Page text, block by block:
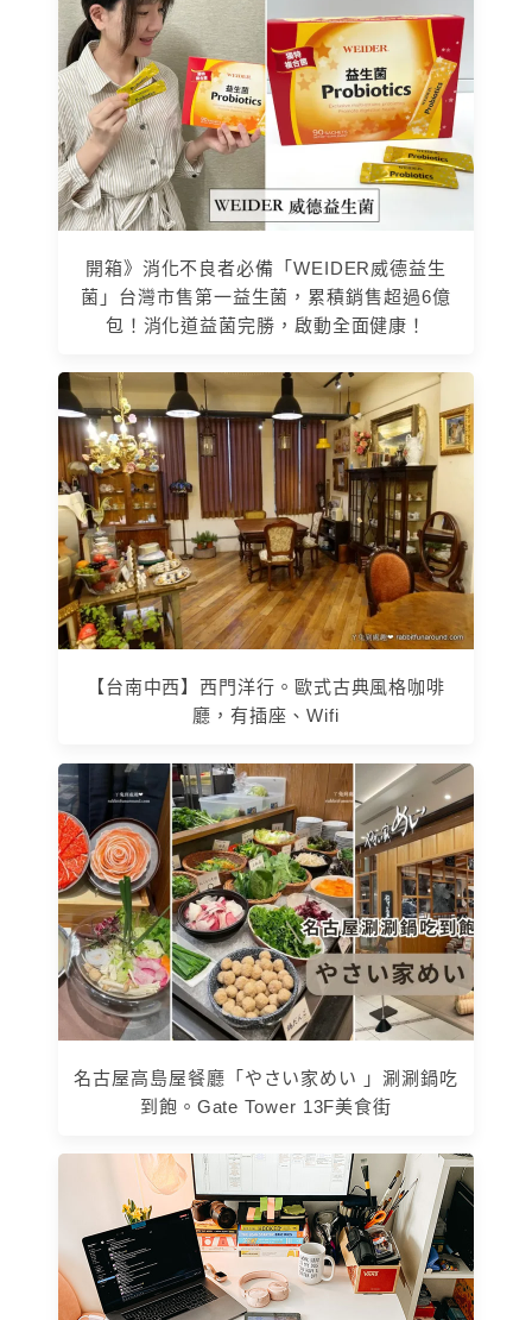
開箱》消化不良者必備「WEIDER威德益生
菌」台灣市售第一益生菌，累積銷售超過6億
包！消化道益菌完勝，啟動全面健康！
【台南中西】西門洋行。歐式古典風格咖啡
廳，有插座、Wifi
名古屋高島屋餐廳「やさい家めい 」涮涮鍋吃
到飽。Gate Tower 13F美食街